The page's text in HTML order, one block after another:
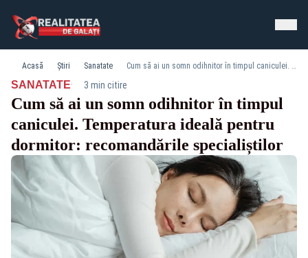
Acasă Știri Sanatate Cum să ai un somn odihnitor în timpul caniculei. Temperatura ideală pentru dormitor: recomandările specialiștilor
SANATATE· 3 min citire
Cum să ai un somn odihnitor în timpul
caniculei. Temperatura ideală pentru
dormitor: recomandările specialiștilor